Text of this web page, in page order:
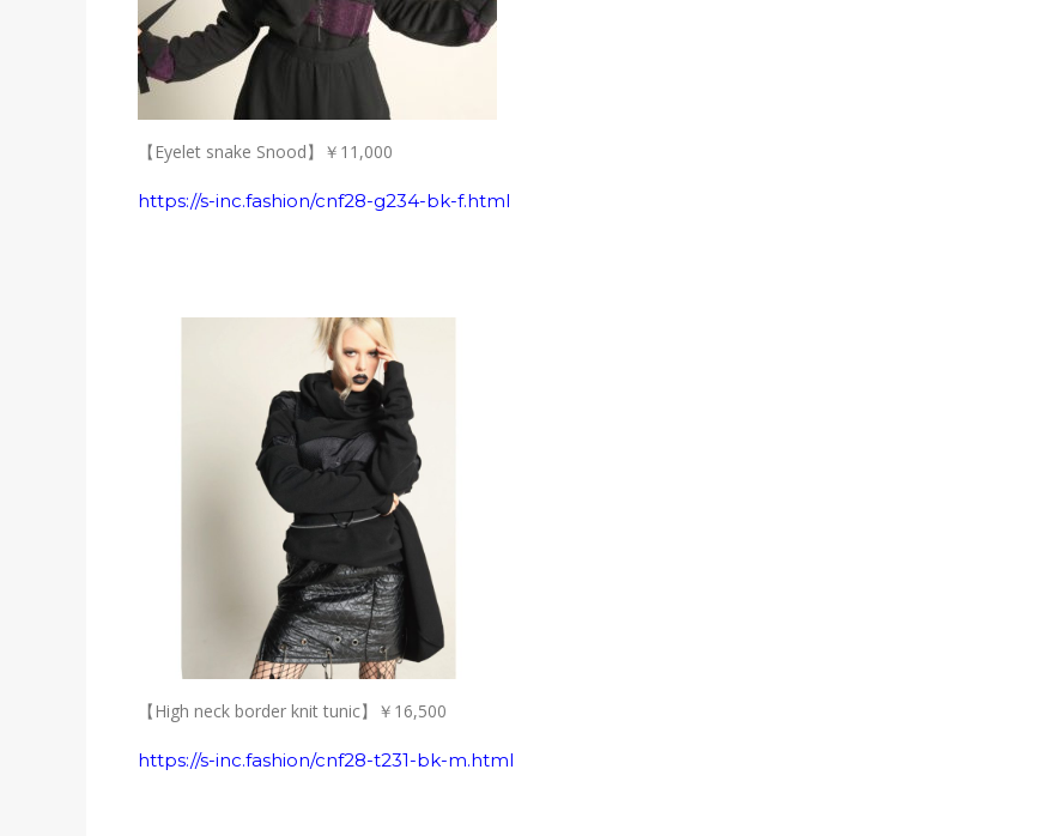
【Eyelet snake Snood】 ￥11,000
https://s-inc.fashion/cnf28-g234-bk-f.html
【High neck border knit tunic】 ￥16,500
https://s-inc.fashion/cnf28-t231-bk-m.html